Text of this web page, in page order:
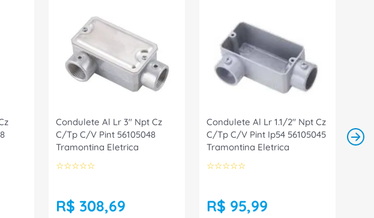
Condulete Al Lr 3" Npt Cz
C/Tp C/V Pint 56105048
Tramontina Eletrica
☆☆☆☆☆
R$ 308,69
Condulete Al Lr 1.1/2" Npt Cz
C/Tp C/V Pint Ip54 56105045
Tramontina Eletrica
☆☆☆☆☆
R$ 95,99